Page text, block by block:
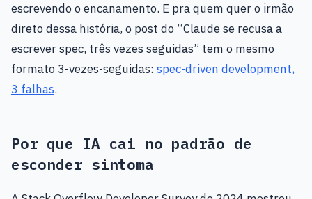
escrevendo o encanamento. E pra quem quer o irmão
direto dessa história, o post do “Claude se recusa a
escrever spec, três vezes seguidas” tem o mesmo
formato 3-vezes-seguidas: spec-driven development,
3 falhas.
Por que IA cai no padrão de
esconder sintoma